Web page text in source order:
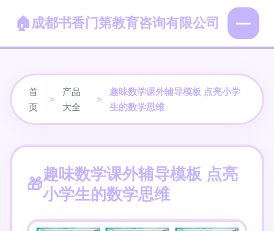
成都书香门第教育咨询有限公司
首
页
>
产品
大全
>
趣味数学课外辅导模板 点亮小学
生的数学思维
趣味数学课外辅导模板 点亮
小学生的数学思维